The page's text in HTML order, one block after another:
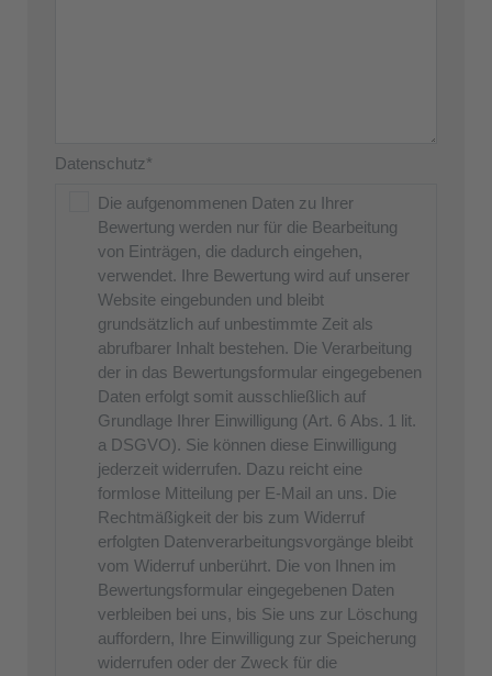
Datenschutz*
Die aufgenommenen Daten zu Ihrer
Bewertung werden nur für die Bearbeitung
von Einträgen, die dadurch eingehen,
verwendet. Ihre Bewertung wird auf unserer
Website eingebunden und bleibt
grundsätzlich auf unbestimmte Zeit als
abrufbarer Inhalt bestehen. Die Verarbeitung
der in das Bewertungsformular eingegebenen
Daten erfolgt somit ausschließlich auf
Grundlage Ihrer Einwilligung (Art. 6 Abs. 1 lit.
a DSGVO). Sie können diese Einwilligung
jederzeit widerrufen. Dazu reicht eine
formlose Mitteilung per E-Mail an uns. Die
Rechtmäßigkeit der bis zum Widerruf
erfolgten Datenverarbeitungsvorgänge bleibt
vom Widerruf unberührt. Die von Ihnen im
Bewertungsformular eingegebenen Daten
verbleiben bei uns, bis Sie uns zur Löschung
auffordern, Ihre Einwilligung zur Speicherung
widerrufen oder der Zweck für die